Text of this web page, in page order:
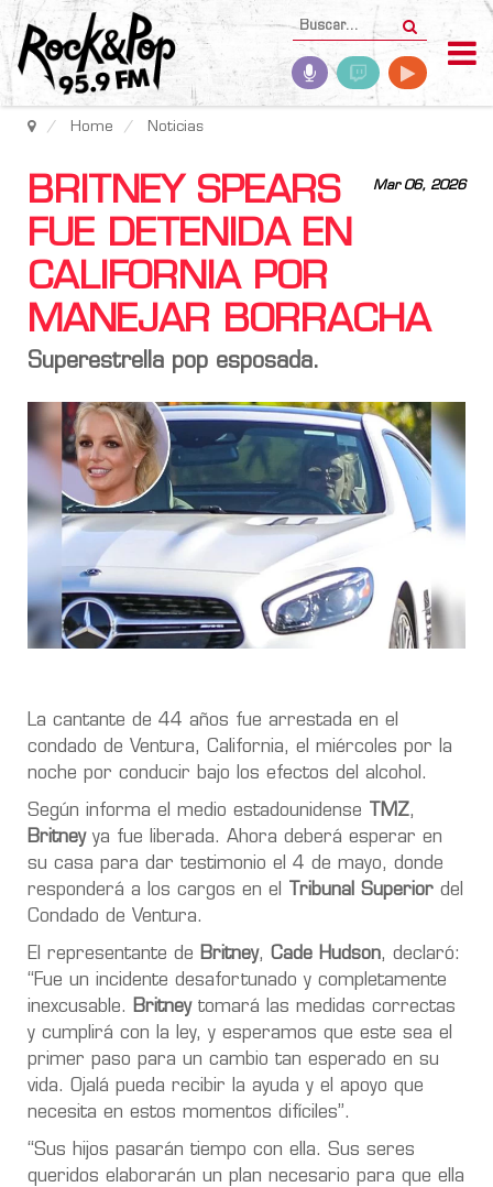
Home Noticias
Mar 06, 2026
BRITNEY SPEARS
FUE DETENIDA EN
CALIFORNIA POR
MANEJAR BORRACHA
Superestrella pop esposada.
La cantante de 44 años fue arrestada en el
condado de Ventura, California, el miércoles por la
noche por conducir bajo los efectos del alcohol.
Según informa el medio estadounidense TMZ,
Britneyya fue liberada. Ahora deberá esperar en
su casa para dar testimonio el 4 de mayo, donde
responderá a los cargos en el
Tribunal Superior del
Condado de Ventura.
El representante de Britney, Cade Hudson, declaró:
“Fue un incidente desafortunado y completamente
inexcusable.
Britneytomará las medidas correctas
y cumplirá con la ley, y esperamos que este sea el
primer paso para un cambio tan esperado en su
vida. Ojalá pueda recibir la ayuda y el apoyo que
necesita en estos momentos difíciles”.
“Sus hijos pasarán tiempo con ella. Sus seres
queridos elaborarán un plan necesario para que ella